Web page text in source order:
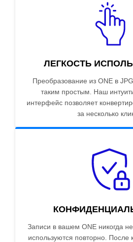
ЛЕГКОСТЬ
Преобразование из ONE в
таким простым. Наш
интерфейс позволяет
за несколько
Записи в вашем ONE никогда
используются повторно. После